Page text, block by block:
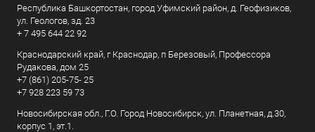
Республика Башкортостан, город Уфимский район, д. Геофизиков,
ул. Геологов, зд. 23
+ 7 495 644 22 92
Краснодарский край, г Краснодар, п Березовый, Профессора
Рудакова, дом 25
+7 (861) 205-75- 25
+7 928 223 59 73
Новосибирская обл., Г.О. Город Новосибирск, ул. Планетная, д.30,
корпус 1, эт.1.